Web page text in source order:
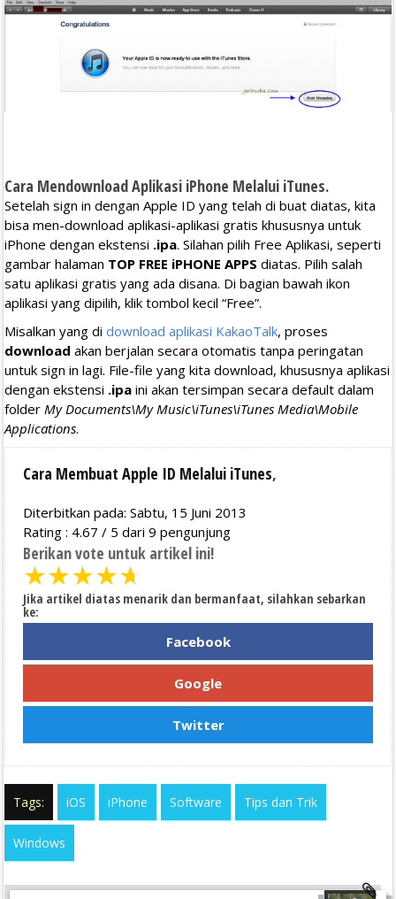
Cara Mendownload Aplikasi iPhone Melalui iTunes.
Setelah sign in dengan Apple ID yang telah di buat diatas, kita
bisa men-download aplikasi-aplikasi gratis khususnya untuk
iPhone dengan ekstensi .ipa. Silahan pilih Free Aplikasi, seperti
gambar halaman TOP FREE iPHONE APPS diatas. Pilih salah
satu aplikasi gratis yang ada disana. Di bagian bawah ikon
aplikasi yang dipilih, klik tombol kecil “Free”.
Misalkan yang di download aplikasi KakaoTalk, proses
download akan berjalan secara otomatis tanpa peringatan
untuk sign in lagi. File-file yang kita download, khususnya aplikasi
dengan ekstensi .ipa ini akan tersimpan secara default dalam
folder My Documents\My Music\iTunes\iTunes Media\Mobile
Applications.
Cara Membuat Apple ID Melalui iTunes,
Diterbitkan pada: Sabtu, 15 Juni 2013
Rating : 4.67 / 5 dari 9 pengunjung
Berikan vote untuk artikel ini!
★★★★★
Jika artikel diatas menarik dan bermanfaat, silahkan sebarkan
ke:
Facebook
Google
Twitter
Tags: iOS iPhone Software Tips dan Trik
Windows